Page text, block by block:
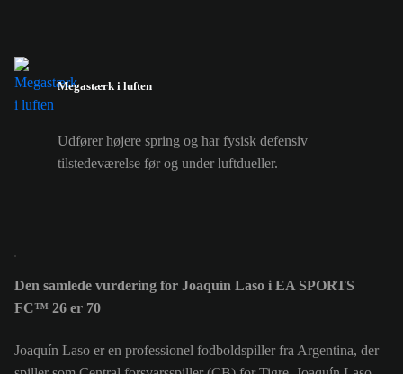
Megastærk i luften
Udfører højere spring og har fysisk defensiv
tilstedeværelse før og under luftdueller.
Den samlede vurdering for Joaquín Laso i EA SPORTS
FC™ 26 er 70
Joaquín Laso er en professionel fodboldspiller fra Argentina, der